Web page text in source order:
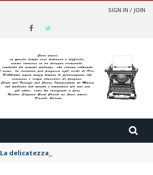
SIGN IN / JOIN
La delicatezza per i nemici